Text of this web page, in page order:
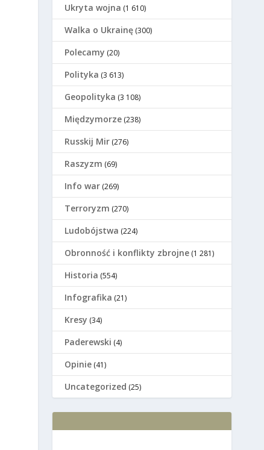
Ukryta wojna (1 610)
Walka o Ukrainę (300)
Polecamy (20)
Polityka (3 613)
Geopolityka (3 108)
Międzymorze (238)
Russkij Mir (276)
Raszyzm (69)
Info war (269)
Terroryzm (270)
Ludobójstwa (224)
Оbronność i konflikty zbrojne (1 281)
Historia (554)
Infografika (21)
Kresy (34)
Paderewski (4)
Opinie (41)
Uncategorized (25)